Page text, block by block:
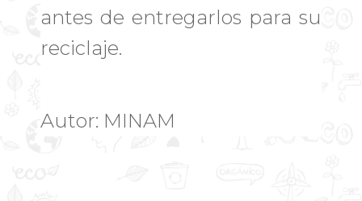
antes de entregarlos para su
reciclaje.
Autor: MINAM